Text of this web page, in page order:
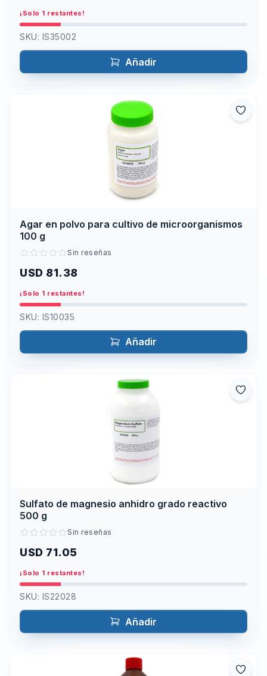
¡Solo 1 restantes!
SKU: IS35002
Añadir
Agar en polvo para cultivo de microorganismos
100 g
Sin reseñas
USD 81.38
¡Solo 1 restantes!
SKU: IS10035
Añadir
Sulfato de magnesio anhidro grado reactivo
500 g
Sin reseñas
USD 71.05
¡Solo 1 restantes!
SKU: IS22028
Añadir